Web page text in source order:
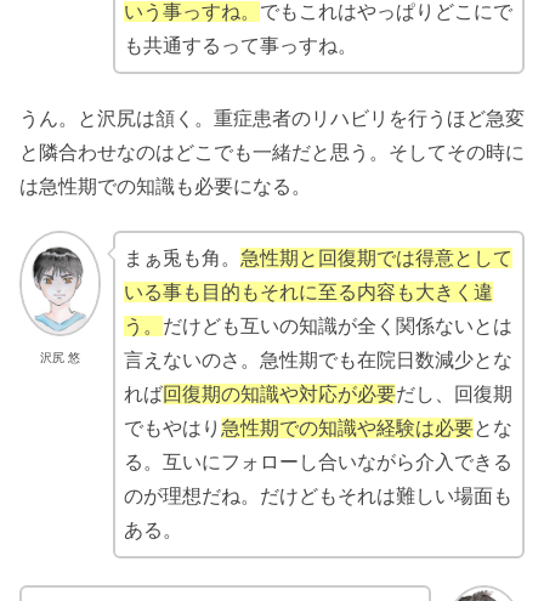
いう事っすね。 でもこれはやっぱりどこにで
も共通するって事っすね。
うん。と沢尻は頷く。重症患者のリハビリを行うほど急変
と隣合わせなのはどこでも一緒だと思う。そしてその時に
は急性期での知識も必要になる。
沢尻 悠
まぁ兎も角。 急性期と回復期では得意として
いる事も目的もそれに至る内容も大きく違
う。 だけども互いの知識が全く関係ないとは
言えないのさ。急性期でも在院日数減少とな
れば回復期の知識や対応が必要だし、回復期
でもやはり 急性期での知識や経験は必要とな
る。互いにフォローし合いながら介入できる
のが理想だね。だけどもそれは難しい場面も
ある。